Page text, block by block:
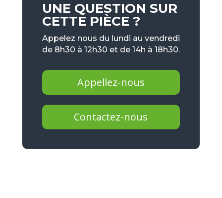
UNE QUESTION SUR
CETTE PIÈCE ?
Appelez nous du lundi au vendredi
de 8h30 à 12h30 et de 14h à 18h30.
Appellez-nous
Contactez-nous